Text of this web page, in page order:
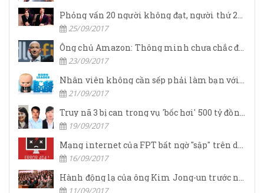
25/09/2017
Ông chủ Amazon: Thông minh chưa chắc đã thành công
23/09/2017
21/09/2017
19/09/2017
16/09/2017
11/09/2017